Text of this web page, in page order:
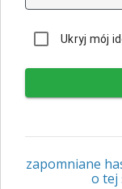
Ukryj mój
zapomniane
o tej